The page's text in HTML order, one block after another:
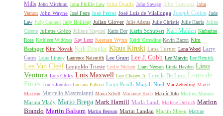
Mills John Mitchum John Phillip Law John Quade John Savage John Travolta John
Vernon John Wayne José Ferre José Ferrer José Luis de Vilallonga Joseph Cotten Jude
Law Judy Garland Judy Holliday Julian Glover Julie Adams Julie Christie Julie Harris Julien
Carette Juliette Gréco Juliette Mayniel Karin Dor Karin Schubert Karl Malden Katharine
Ross Kathleen Widdoes Kay Lenz Keenan Wynn Keith Carradine Kevin Bacon Kim
Basinger Kim Novak Kirk Douglas Klaus Kinski Lana Turner Lana Wood Larry
Gates Laura Linney Laurence Naismith Lee Grant Lee J. Cobb Lee Marvin Lee Remick
Lee Van Cleef Leopoldo Trieste Leslie Nielsen Liam Neeson Linda Hayden Lino
Ventura Lois Chiles Lois Maxwell Lon Chaney Jr. Lorella De Luca Louis de
Funès Louis Jourdan Luciana Paluzzi Luigi Pistilli Magali Noël Mai Zetterling Marcel
Marceau Marcello Mastroianni Maria Schell Marianne Koch Marilù Tolo Marilyn Monroe
Marina Vlady Mario Brega Mark Hamill Marla Landi Marlene Dietrich Marlon
Brando Martin Balsam Martin Benson Martin Landau Martin Sheen Martine